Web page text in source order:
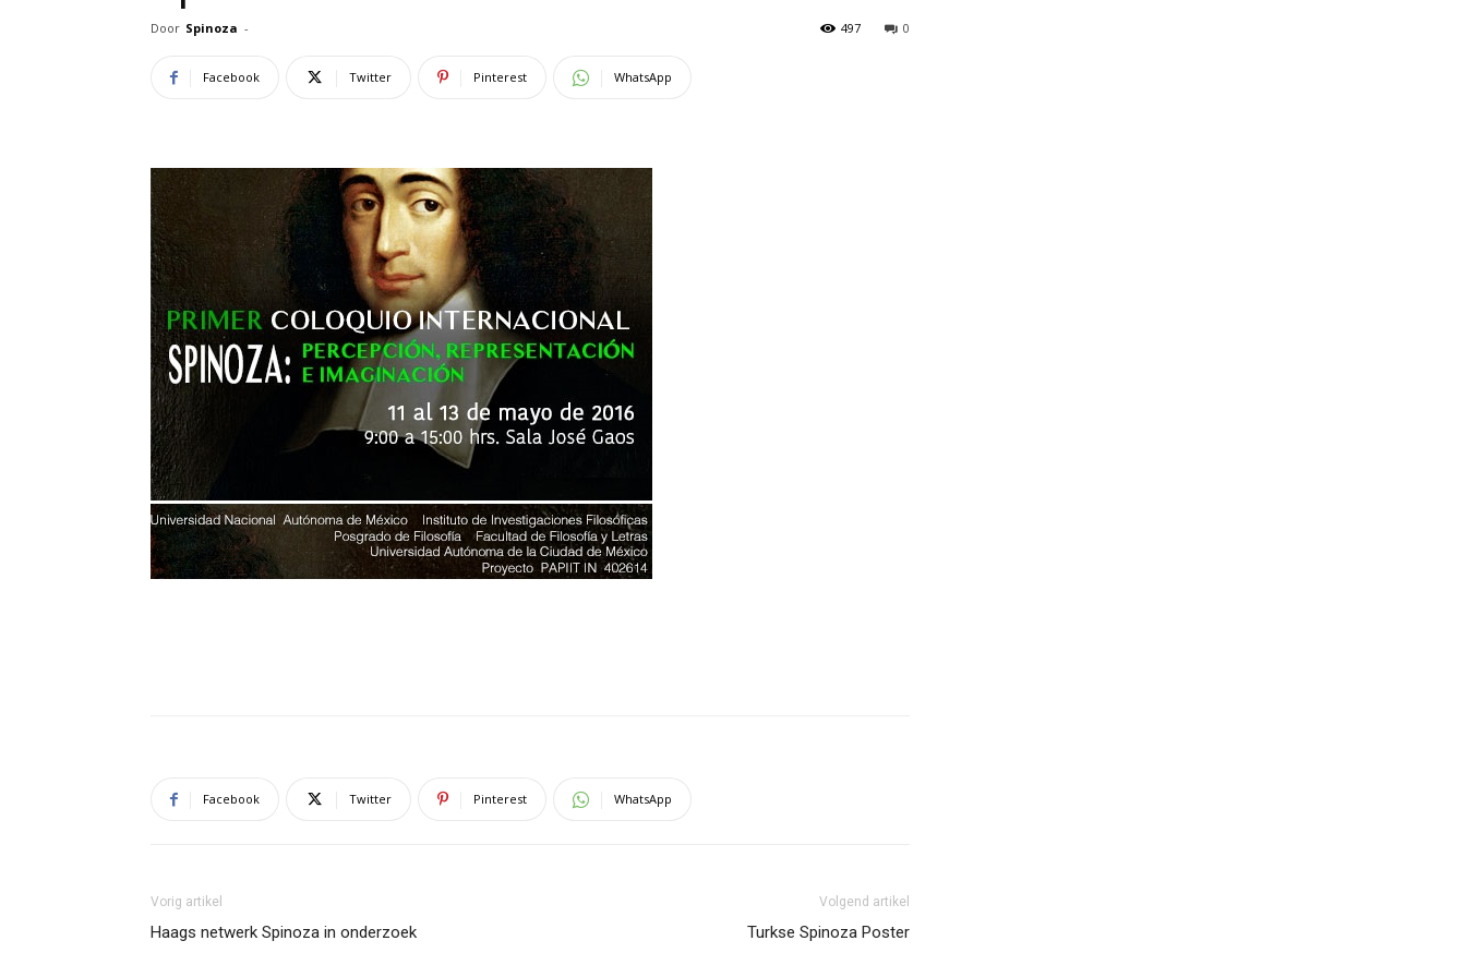
Door Spinoza - 0
497
Facebook Twitter Pinterest WhatsApp
Facebook Twitter Pinterest WhatsApp
Vorig artikel
Haags netwerk Spinoza in onderzoek
Volgend artikel
Turkse Spinoza Poster